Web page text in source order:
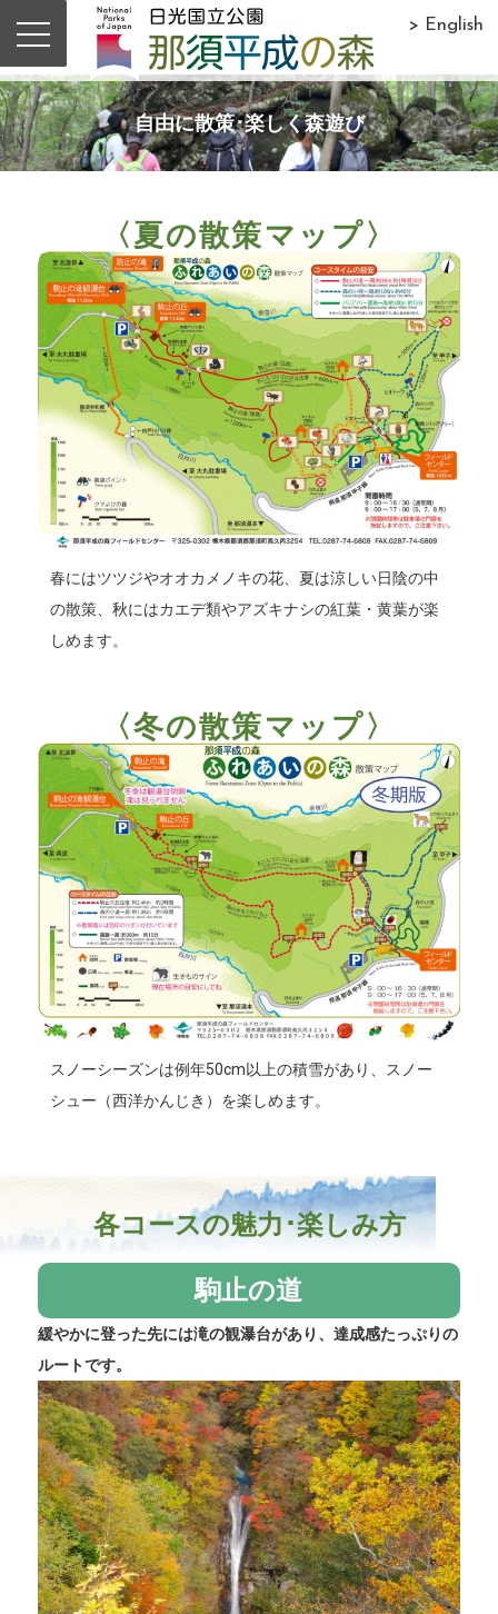
> English
自由に散策･楽しく森遊び
〈夏の散策マップ〉
春にはツツジやオオカメノキの花、夏は涼しい日陰の中
の散策、秋にはカエデ類やアズキナシの紅葉・黄葉が楽
しめます。
〈冬の散策マップ〉
スノーシーズンは例年50cm以上の積雪があり、スノー
シュー（西洋かんじき）を楽しめます。
各コースの魅力･楽しみ方
駒止の道
緩やかに登った先には滝の観瀑台があり、達成感たっぷりの
ルートです。